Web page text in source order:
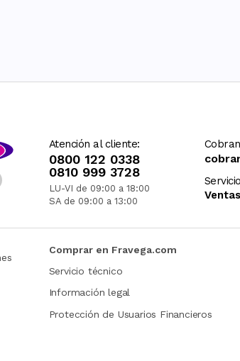
Atención al cliente:
0800 122 0338
0810 999 3728
LU-VI de 09:00 a 18:00
SA de 09:00 a 13:00
Comprar en Fravega.com
Servicio técnico
Información legal
Protección de Usuarios Financieros